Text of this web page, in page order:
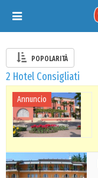
Toggle
navigation
POPOLARITÀ
2 Hotel Consigliati
Annuncio